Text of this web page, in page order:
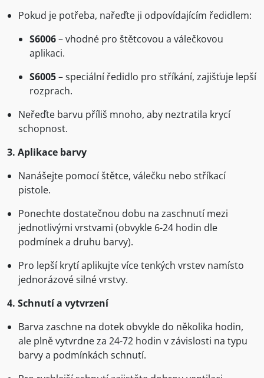
Pokud je potřeba, nařeďte ji odpovídajícím ředidlem:
S6006– vhodné pro štětcovou a válečkovou
aplikaci.
S6005– speciální ředidlo pro stříkání, zajišťuje lepší
rozprach.
Neřeďte barvu příliš mnoho, aby neztratila krycí
schopnost.
3. Aplikace barvy
Nanášejte pomocí štětce, válečku nebo stříkací
pistole.
Ponechte dostatečnou dobu na zaschnutí mezi
jednotlivými vrstvami (obvykle 6-24 hodin dle
podmínek a druhu barvy).
Pro lepší krytí aplikujte více tenkých vrstev namísto
jednorázové silné vrstvy.
4. Schnutí a vytvrzení
Barva zaschne na dotek obvykle do několika hodin,
ale plně vytvrdne za 24-72 hodin v závislosti na typu
barvy a podmínkách schnutí.